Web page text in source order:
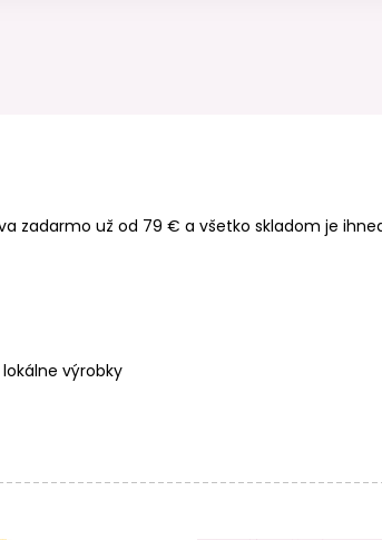
zadarmo už od 79 € a všetko skladom je
výrobky